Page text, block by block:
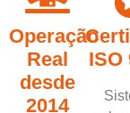
Operação
Real
desde
2014
ISO